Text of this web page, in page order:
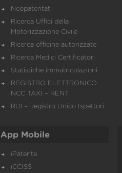
Neopatentati
Ricerca Uffici della
Motorizzazione Civile
Ricerca officine autorizzate
Ricerca Medici Certificatori
Statistiche immatricolazioni
REGISTRO ELETTRONICO
NCC TAXI – RENT
RUI - Registro Unico Ispettori
App Mobile
iPatente
iCCISS